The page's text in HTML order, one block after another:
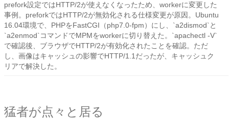
prefork設定ではHTTP/2が使えなくなったため、workerに変更した
事例。preforkではHTTP/2が無効化される仕様変更が原因。Ubuntu
16.04環境で、PHPをFastCGI（php7.0-fpm）にし、`a2dismod`と
`a2enmod`コマンドでMPMをworkerに切り替えた。`apachectl -V`
で確認後、ブラウザでHTTP/2が有効化されたことを確認。ただ
し、画像はキャッシュの影響でHTTP/1.1だったが、キャッシュク
リアで解決した。
猛者が点々と居る